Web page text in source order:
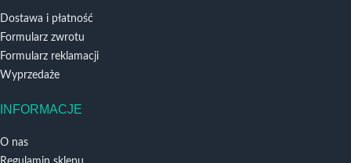
Dostawa i płatność
Formularz zwrotu
Formularz reklamacji
Wyprzedaże
INFORMACJE
O nas